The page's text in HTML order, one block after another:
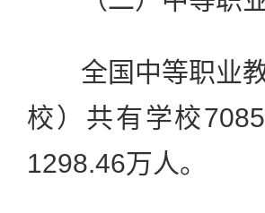
全国中等职业教
校）共有学校
1298.46万人。